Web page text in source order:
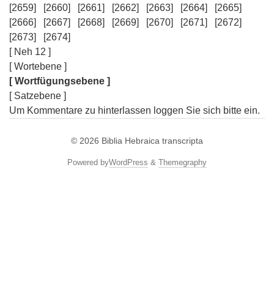
[2659]
[2660] [2661] [2662] [2663] [2664]
[2665]
[2666]
[2667] [2668] [2669] [2670] [2671]
[2672]
[2673]
[2674]
[ Neh 12 ]
[ Wortebene ]
[ Wortfügungsebene ]
[ Satzebene ]
Um Kommentare zu hinterlassen loggen Sie sich bitte ein.
© 2026 Biblia Hebraica transcripta
Powered byWordPress & Themegraphy